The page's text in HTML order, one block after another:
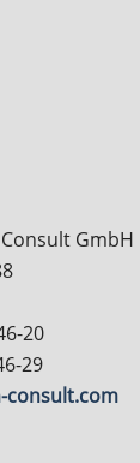
GmbH
20
29
consult.com